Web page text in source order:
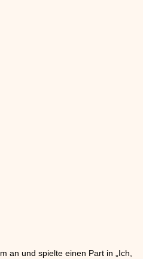
an und spielte einen Part in „Ich,